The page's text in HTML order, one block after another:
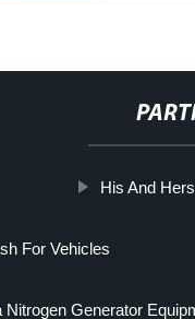
His And
For Vehicles
Nitrogen Generator